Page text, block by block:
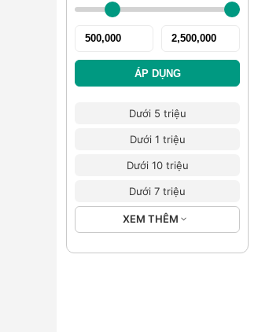
ÁP DỤNG
Dưới 5 triệu
Dưới 1 triệu
Dưới 10 triệu
Dưới 7 triệu
XEM THÊM